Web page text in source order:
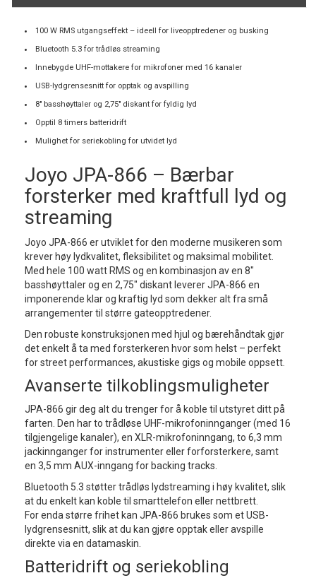
100 W RMS utgangseffekt – ideell for liveopptredener og busking
Bluetooth 5.3 for trådløs streaming
Innebygde UHF-mottakere for mikrofoner med 16 kanaler
USB-lydgrensesnitt for opptak og avspilling
8" basshøyttaler og 2,75" diskant for fyldig lyd
Opptil 8 timers batteridrift
Mulighet for seriekobling for utvidet lyd
Joyo JPA-866 – Bærbar
forsterker med kraftfull lyd og
streaming
Joyo JPA-866 er utviklet for den moderne musikeren som
krever høy lydkvalitet, fleksibilitet og maksimal mobilitet.
Med hele 100 watt RMS og en kombinasjon av en 8"
basshøyttaler og en 2,75" diskant leverer JPA-866 en
imponerende klar og kraftig lyd som dekker alt fra små
arrangementer til større gateopptredener.
Den robuste konstruksjonen med hjul og bærehåndtak gjør
det enkelt å ta med forsterkeren hvor som helst – perfekt
for street performances, akustiske gigs og mobile oppsett.
Avanserte tilkoblingsmuligheter
JPA-866 gir deg alt du trenger for å koble til utstyret ditt på
farten. Den har to trådløse UHF-mikrofoninnganger (med 16
tilgjengelige kanaler), en XLR-mikrofoninngang, to 6,3 mm
jackinnganger for instrumenter eller forforsterkere, samt
en 3,5 mm AUX-inngang for backing tracks.
Bluetooth 5.3 støtter trådløs lydstreaming i høy kvalitet, slik
at du enkelt kan koble til smarttelefon eller nettbrett.
For enda større frihet kan JPA-866 brukes som et USB-
lydgrensesnitt, slik at du kan gjøre opptak eller avspille
direkte via en datamaskin.
Batteridrift og seriekobling